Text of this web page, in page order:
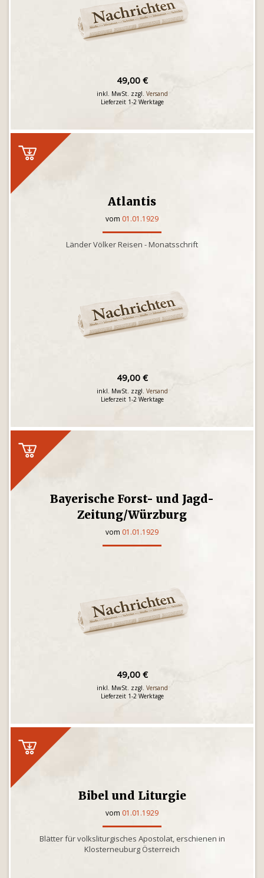
49,00 €
inkl. MwSt. zzgl. Versand
Lieferzeit 1-2 Werktage
Atlantis
vom 01.01.1929
Länder Völker Reisen - Monatsschrift
49,00 €
inkl. MwSt. zzgl. Versand
Lieferzeit 1-2 Werktage
Bayerische Forst- und Jagd-
Zeitung/Würzburg
vom 01.01.1929
49,00 €
inkl. MwSt. zzgl. Versand
Lieferzeit 1-2 Werktage
Bibel und Liturgie
vom 01.01.1929
Blätter für volksliturgisches Apostolat, erschienen in
Klosterneuburg Österreich